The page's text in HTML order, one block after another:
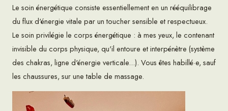
Le soin énergétique consiste essentiellement en un rééquilibrage
du flux d'énergie vitale par un toucher sensible et respectueux.
Le soin privilégie le corps énergétique : à mes yeux, le contenant
invisible du corps physique, qu'il entoure et interpénètre (système
des chakras, ligne d'énergie verticale...). Vous êtes habillé·e, sauf
les chaussures, sur une table de massage.